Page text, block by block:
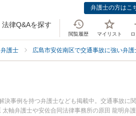
弁護士の方はこ
法律Q&Aを探す
閲覧履歴 マイリスト
護士 広島市安佐南区で交通事故に強い弁護
事例を持つ弁護士なども掲載中。交通事故に
軸弁護士や安佐合同法律事務所の原田 龍明弁護